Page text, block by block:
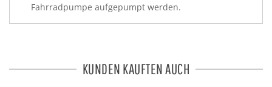
Fahrradpumpe aufgepumpt werden.
KUNDEN KAUFTEN AUCH